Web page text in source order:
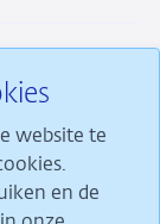
website te
en de